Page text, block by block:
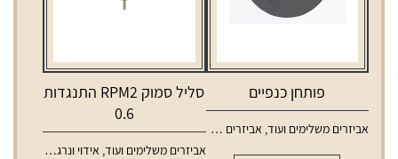
פותחן כנפיים
אביזרים משלימים ועוד, אביזרים משלימים לאלכוהול
סליל סמוק RPM2 התנגדות
0.6
אביזרים משלימים ועוד, אידוי ונרגילות